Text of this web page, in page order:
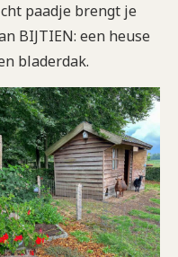
paadje brengt je
BIJTIEN: een heuse
bladerdak.